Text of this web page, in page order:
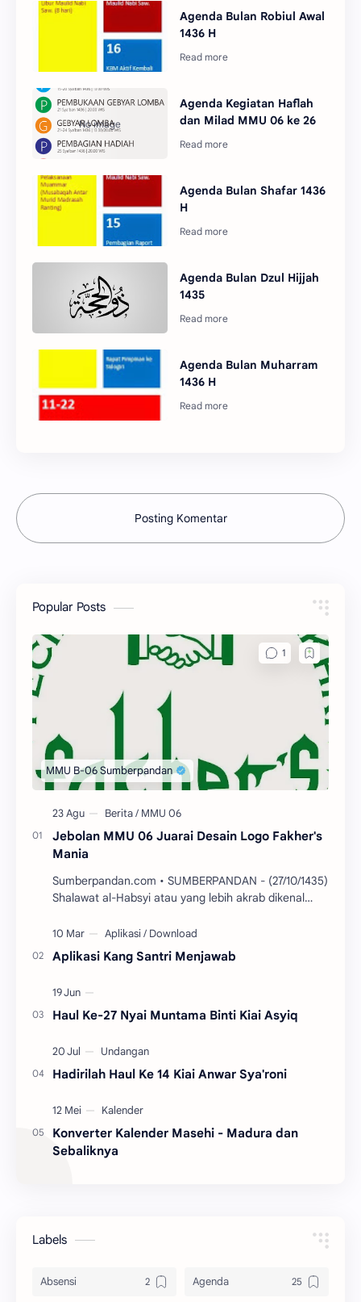
Agenda Bulan Robiul Awal
1436 H
Agenda Kegiatan Haflah
dan Milad MMU 06 ke 26
Agenda Bulan Shafar 1436
H
Agenda Bulan Dzul Hijjah
1435
Agenda Bulan Muharram
1436 H
Posting Komentar
Popular Posts
Jebolan MMU 06 Juarai Desain Logo Fakher's
Mania
Sumberpandan.com • SUMBERPANDAN - (27/10/1435)
Shalawat al-Habsyi atau yang lebih akrab dikenal
Aplikasi Kang Santri Menjawab
Haul Ke-27 Nyai Muntama Binti Kiai Asyiq
Hadirilah Haul Ke 14 Kiai Anwar Sya'roni
Konverter Kalender Masehi - Madura dan
Sebaliknya
Labels
Absensi Agenda